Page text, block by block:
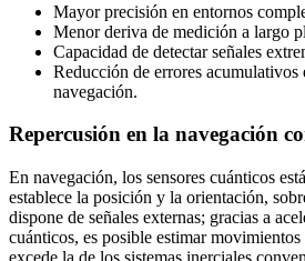
Mayor precisión en entornos
Menor deriva de medición a largo
Capacidad de detectar señales
Reducción de errores acumulativos
navegación.
Repercusión en la navegación
En navegación, los sensores cuánticos
establece la posición y la orientación,
dispone de señales externas; gracias a
cuánticos, es posible estimar